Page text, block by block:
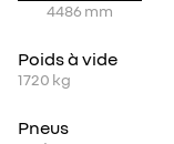
4486 mm
Poids à vide
1720 kg
Pneus